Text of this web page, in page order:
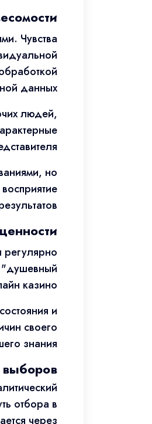
Чувства
данных.
людей,
но
регулярно
"душевный
казино.
и
своего
знания.
отбора в
через